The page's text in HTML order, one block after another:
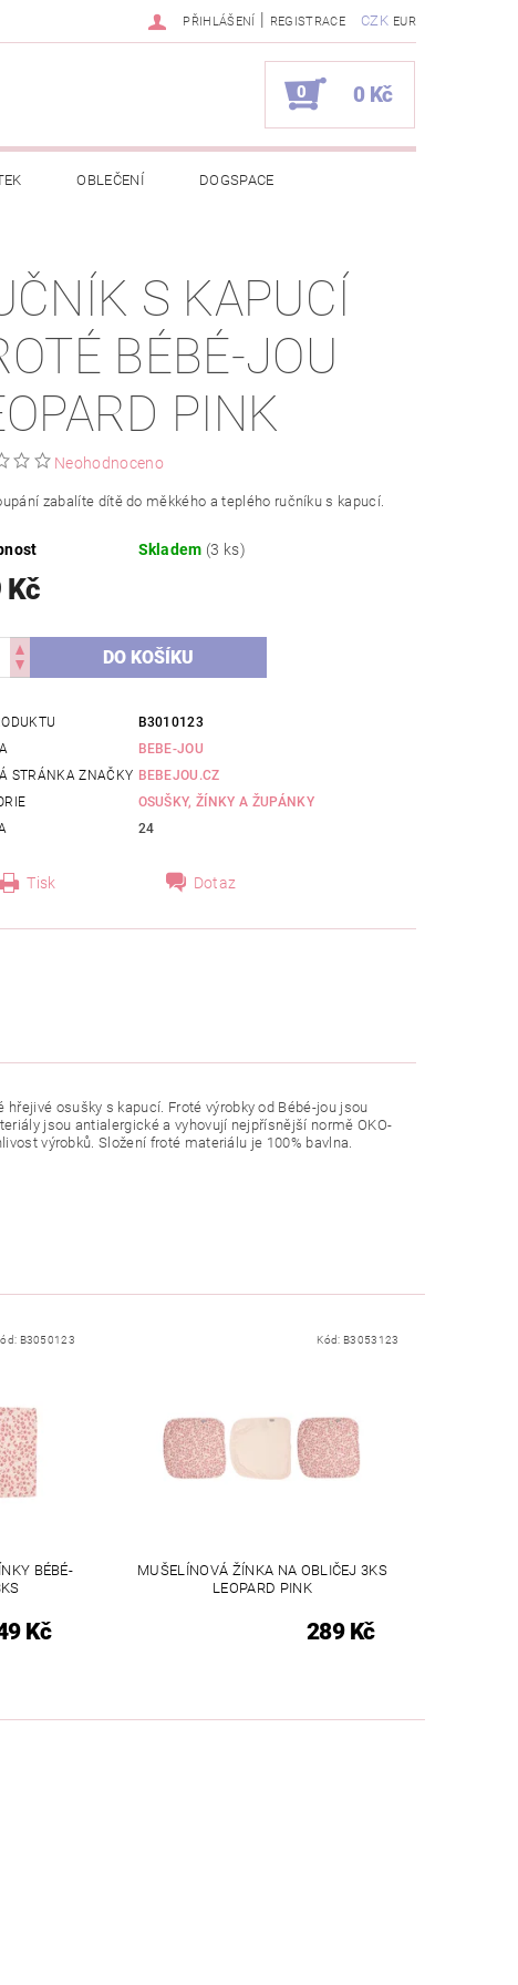
CZK EUR
PŘIHLÁŠENÍ | REGISTRACE
0 0 Kč
OBLEČENÍ DOGSPACE
Z BÉBÉ-JOU
NAPIŠTE NÁM KONTAKTY
S KAPUCÍ
BÉBÉ-JOU
PINK
Neohodnoceno
zabalíte dítě do měkkého a teplého ručníku s kapucí.
Skladem (3 ks)
Kč
B3010123
BEBE-JOU
STRÁNKA ZNAČKY BEBEJOU.CZ
OSUŠKY, ŽÍNKY A ŽUPÁNKY
24
Tisk Dotaz
osušky s kapucí. Froté výrobky od Bébé-jou jsou
jsou antialergické a vyhovují nejpřísnější normě OKO-
výrobků. Složení froté materiálu je 100% bavlna.
B3050123
BÉBÉ-
Kč
Kód: B3053123
MUŠELÍNOVÁ ŽÍNKA NA OBLIČEJ 3KS
LEOPARD PINK
289 Kč